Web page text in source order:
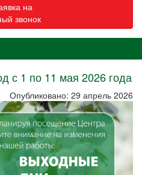
на
звонок
с 1 по 11 мая 2026 года
Опубликовано: 29 апрель 2026